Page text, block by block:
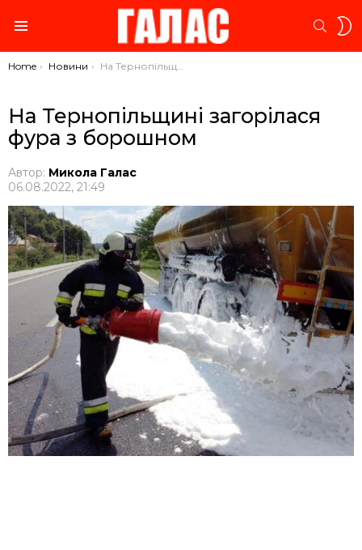
You are here:
Home Новини На Тернопільщині загорілася фура з борошном
На Тернопільщині загорілася
фура з борошном
Автор: Микола Галас
06.08.2022, 21:49